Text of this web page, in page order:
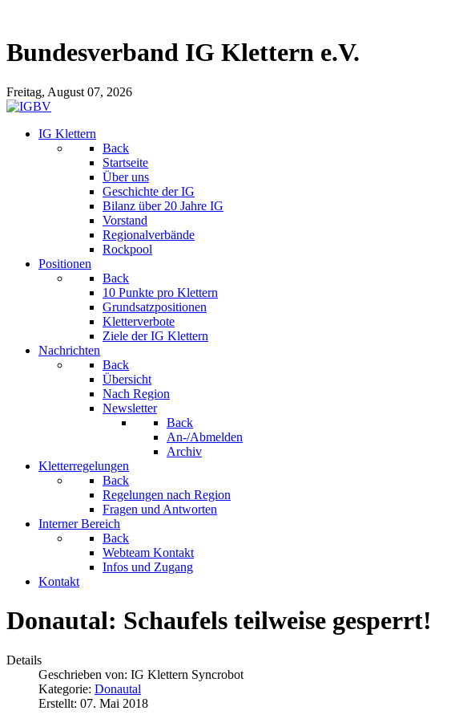
Bundesverband IG Klettern e.V.
Freitag, August 07, 2026
IG Klettern
Back
Startseite
Über uns
Geschichte der IG
Bilanz über 20 Jahre IG
Vorstand
Regionalverbände
Rockpool
Positionen
Back
10 Punkte pro Klettern
Grundsatzpositionen
Kletterverbote
Ziele der IG Klettern
Nachrichten
Back
Übersicht
Nach Region
Newsletter
Back
An-/Abmelden
Archiv
Kletterregelungen
Back
Regelungen nach Region
Fragen und Antworten
Interner Bereich
Back
Webteam Kontakt
Infos und Zugang
Kontakt
Donautal: Schaufels teilweise gesperrt!
Details
Geschrieben von: IG Klettern Syncrobot
Kategorie: Donautal
Erstellt: 07. Mai 2018